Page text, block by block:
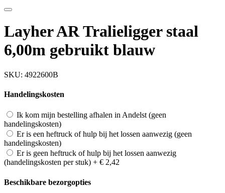
Layher AR Tralieligger staal
6,00m gebruikt blauw
SKU: 4922600B
Handelingskosten
Ik kom mijn bestelling afhalen in Andelst (geen
handelingskosten)
Er is een heftruck of hulp bij het lossen aanwezig (geen
handelingskosten)
Er is geen heftruck of hulp bij het lossen aanwezig
(handelingskosten per stuk) + € 2,42
Beschikbare bezorgopties